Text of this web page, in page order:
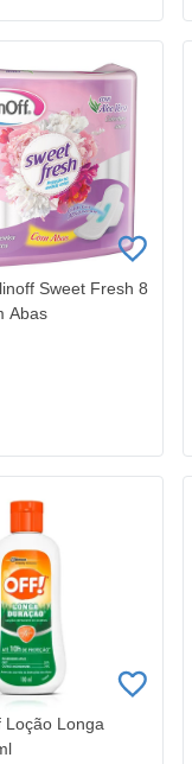
Sweet Fresh 8
Abas
Loção Longa